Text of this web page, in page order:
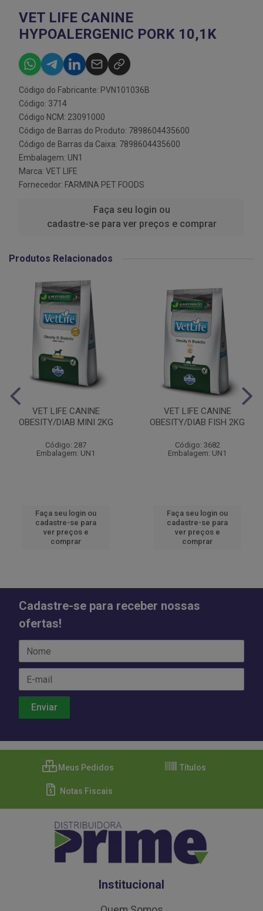
VET LIFE CANINE
HYPOALERGENIC PORK 10,1K
Código do Fabricante: PVN101036B
Código: 3714
Código NCM: 23091000
Código de Barras do Produto: 7898604435600
Código de Barras da Caixa: 7898604435600
Embalagem: UN1
Marca: VET LIFE
Fornecedor: FARMINA PET FOODS
Faça seu login ou
cadastre-se para ver preços e comprar
Produtos Relacionados
VET LIFE CANINE
OBESITY/DIAB MINI 2KG
Código: 287
Embalagem: UN1
Faça seu login ou
cadastre-se para
ver preços e
comprar
VET LIFE CANINE
OBESITY/DIAB FISH 2KG
Código: 3682
Embalagem: UN1
Faça seu login ou
cadastre-se para
ver preços e
comprar
Cadastre-se para receber nossas
ofertas!
Meus Pedidos Títulos
Notas Fiscais
Institucional